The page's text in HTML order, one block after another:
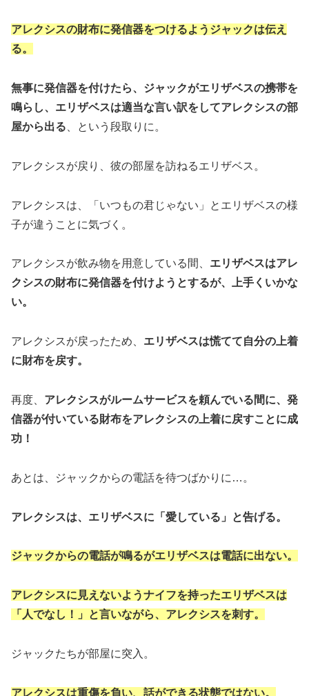
アレクシスの財布に発信器をつけるようジャックは伝え
る。
無事に発信器を付けたら、ジャックがエリザベスの携帯を
鳴らし、エリザベスは適当な言い訳をしてアレクシスの部
屋から出る 、という段取りに。
アレクシスが戻り、彼の部屋を訪ねるエリザベス。
アレクシスは、「いつもの君じゃない」とエリザベスの様
子が違うことに気づく。
アレクシスが飲み物を用意している間、 エリザベスはアレ
クシスの財布に発信器を付けようとするが、上手くいかな
い。
アレクシスが戻ったため、 エリザベスは慌てて自分の上着
に財布を戻す。
再度、 アレクシスがルームサービスを頼んでいる間に、発
信器が付いている財布をアレクシスの上着に戻すことに成
功！
あとは、ジャックからの電話を待つばかりに…。
アレクシスは、エリザベスに「愛している」と告げる。
ジャックからの電話が鳴るがエリザベスは電話に出ない。
アレクシスに見えないようナイフを持ったエリザベスは
「人でなし！」と言いながら、アレクシスを刺す。
ジャックたちが部屋に突入。
アレクシスは重傷を負い、話ができる状態ではない。